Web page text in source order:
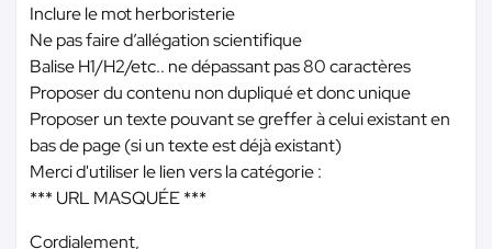
Inclure le mot herboristerie
Ne pas faire d’allégation scientifique
Balise H1/H2/etc.. ne dépassant pas 80 caractères
Proposer du contenu non dupliqué et donc unique
Proposer un texte pouvant se greffer à celui existant en
bas de page (si un texte est déjà existant)
Merci d'utiliser le lien vers la catégorie :
*** URL MASQUÉE ***
Cordialement,